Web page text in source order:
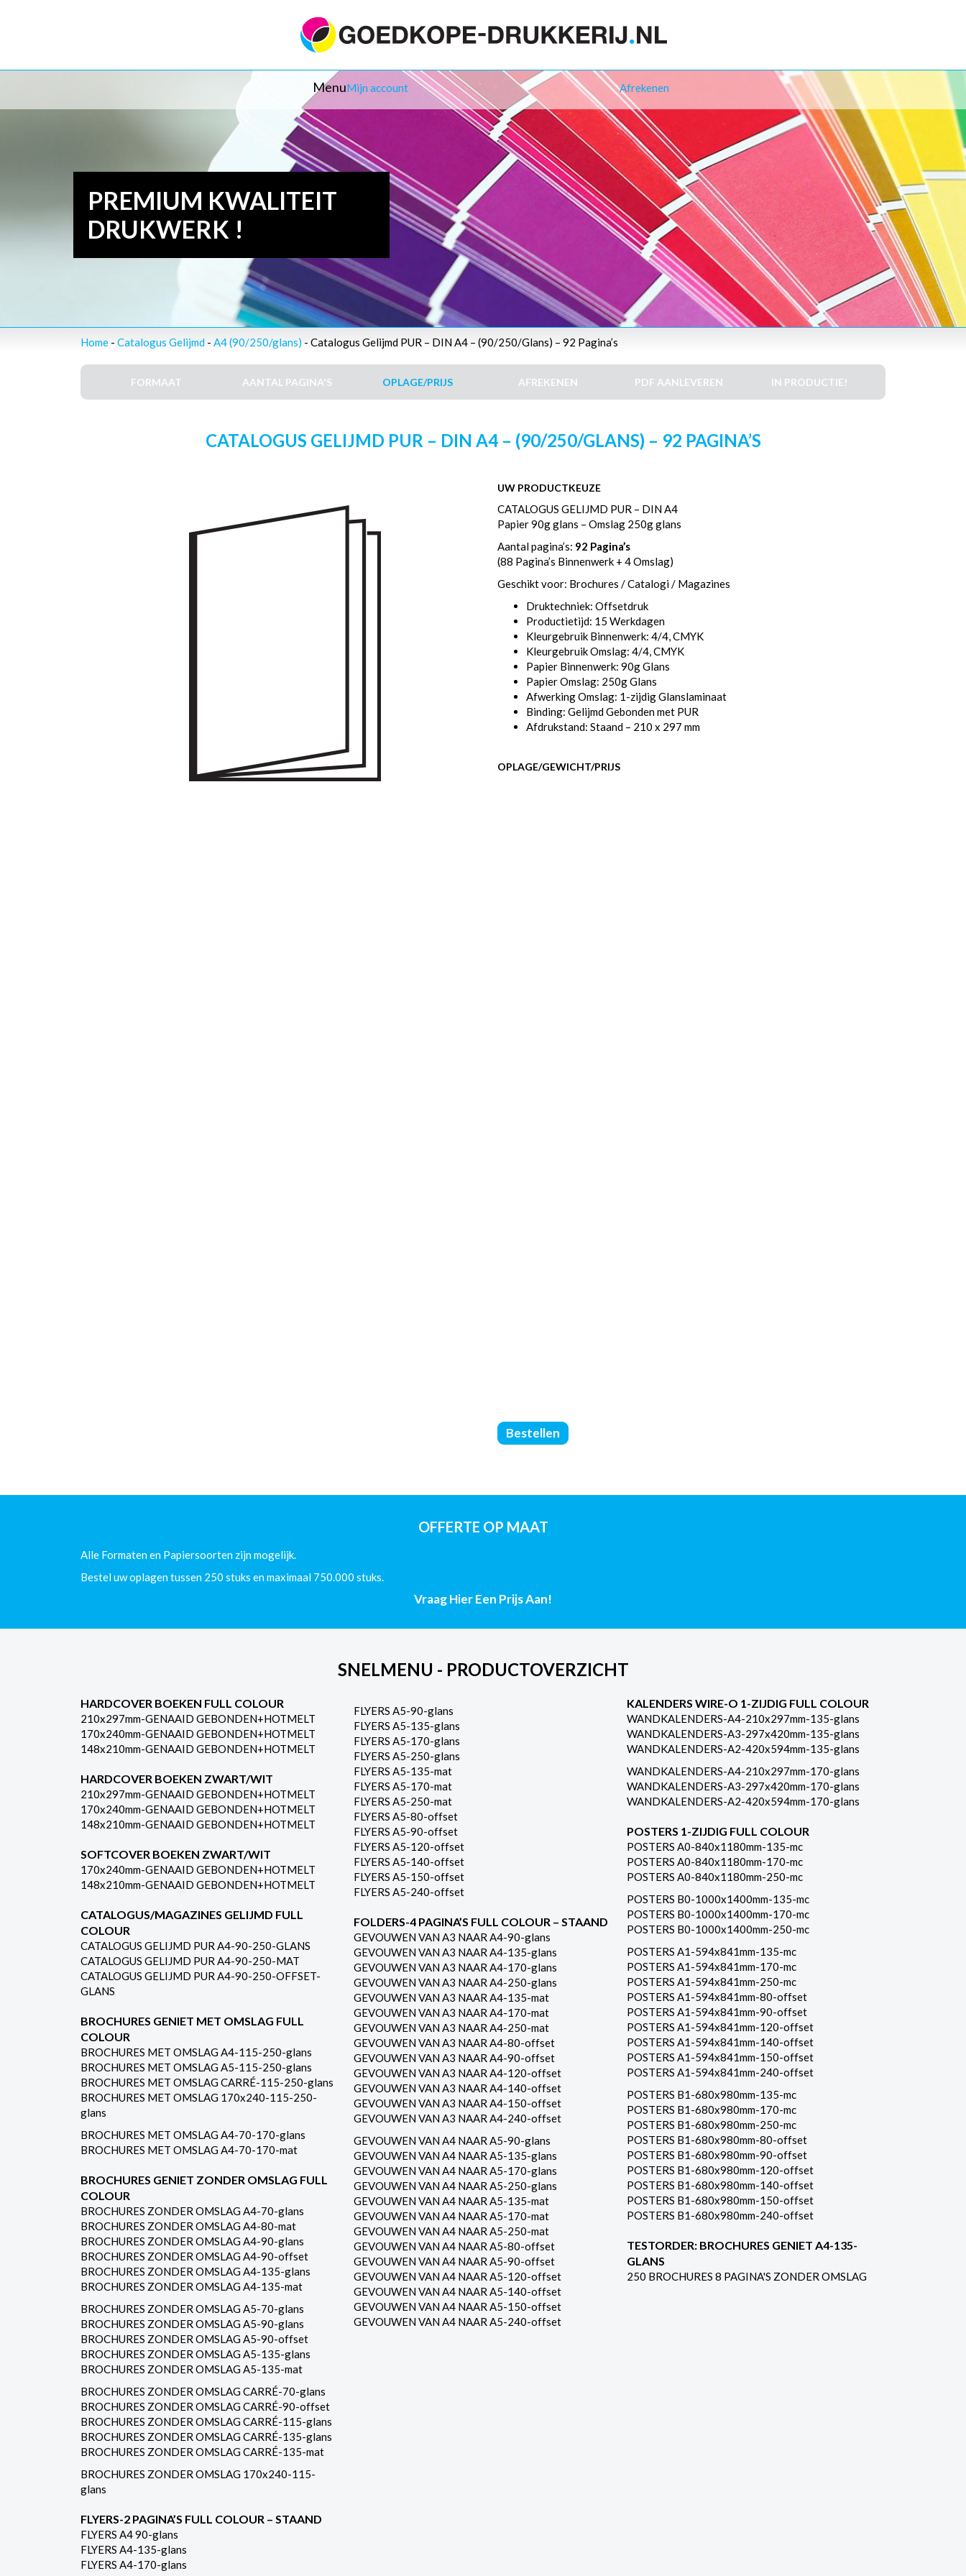
MenuMijn account Afrekenen
PREMIUM KWALITEIT
DRUKWERK !
Home - Catalogus Gelijmd - A4 (90/250/glans) - Catalogus Gelijmd PUR – DIN A4 – (90/250/Glans) – 92 Pagina’s
FORMAAT AANTAL PAGINA'S OPLAGE/PRIJS AFREKENEN PDF AANLEVEREN IN PRODUCTIE!
CATALOGUS GELIJMD PUR – DIN A4 – (90/250/GLANS) – 92 PAGINA’S
UW PRODUCTKEUZE
CATALOGUS GELIJMD PUR – DIN A4
Papier 90g glans – Omslag 250g glans
Aantal pagina’s: 92 Pagina’s
(88 Pagina’s Binnenwerk + 4 Omslag)
Geschikt voor: Brochures / Catalogi / Magazines
Druktechniek: Offsetdruk
Productietijd: 15 Werkdagen
Kleurgebruik Binnenwerk: 4/4, CMYK
Kleurgebruik Omslag: 4/4, CMYK
Papier Binnenwerk: 90g Glans
Papier Omslag: 250g Glans
Afwerking Omslag: 1-zijdig Glanslaminaat
Binding: Gelijmd Gebonden met PUR
Afdrukstand: Staand – 210 x 297 mm
OPLAGE/GEWICHT/PRIJS
Catalogus
Gelijmd
-
(90/250/Glans)
aantal
Bestellen
OFFERTE OP MAAT
Alle Formaten en Papiersoorten zijn mogelijk.
Bestel uw oplagen tussen 250 stuks en maximaal 750.000 stuks.
Vraag Hier Een Prijs Aan!
SNELMENU - PRODUCTOVERZICHT
HARDCOVER BOEKEN FULL COLOUR
210x297mm-GENAAID GEBONDEN+HOTMELT
170x240mm-GENAAID GEBONDEN+HOTMELT
148x210mm-GENAAID GEBONDEN+HOTMELT
HARDCOVER BOEKEN ZWART/WIT
210x297mm-GENAAID GEBONDEN+HOTMELT
170x240mm-GENAAID GEBONDEN+HOTMELT
148x210mm-GENAAID GEBONDEN+HOTMELT
SOFTCOVER BOEKEN ZWART/WIT
170x240mm-GENAAID GEBONDEN+HOTMELT
148x210mm-GENAAID GEBONDEN+HOTMELT
CATALOGUS/MAGAZINES GELIJMD FULL
COLOUR
CATALOGUS GELIJMD PUR A4-90-250-GLANS
CATALOGUS GELIJMD PUR A4-90-250-MAT
CATALOGUS GELIJMD PUR A4-90-250-OFFSET-
GLANS
BROCHURES GENIET MET OMSLAG FULL
COLOUR
BROCHURES MET OMSLAG A4-115-250-glans
BROCHURES MET OMSLAG A5-115-250-glans
BROCHURES MET OMSLAG CARRÉ-115-250-glans
BROCHURES MET OMSLAG 170x240-115-250-
glans
BROCHURES MET OMSLAG A4-70-170-glans
BROCHURES MET OMSLAG A4-70-170-mat
BROCHURES GENIET ZONDER OMSLAG FULL
COLOUR
BROCHURES ZONDER OMSLAG A4-70-glans
BROCHURES ZONDER OMSLAG A4-80-mat
BROCHURES ZONDER OMSLAG A4-90-glans
BROCHURES ZONDER OMSLAG A4-90-offset
BROCHURES ZONDER OMSLAG A4-135-glans
BROCHURES ZONDER OMSLAG A4-135-mat
BROCHURES ZONDER OMSLAG A5-70-glans
BROCHURES ZONDER OMSLAG A5-90-glans
BROCHURES ZONDER OMSLAG A5-90-offset
BROCHURES ZONDER OMSLAG A5-135-glans
BROCHURES ZONDER OMSLAG A5-135-mat
BROCHURES ZONDER OMSLAG CARRÉ-70-glans
BROCHURES ZONDER OMSLAG CARRÉ-90-offset
BROCHURES ZONDER OMSLAG CARRÉ-115-glans
BROCHURES ZONDER OMSLAG CARRÉ-135-glans
BROCHURES ZONDER OMSLAG CARRÉ-135-mat
BROCHURES ZONDER OMSLAG 170x240-115-
glans
FLYERS-2 PAGINA’S FULL COLOUR – STAAND
FLYERS A4 90-glans
FLYERS A4-135-glans
FLYERS A4-170-glans
FLYERS A5-90-glans
FLYERS A5-135-glans
FLYERS A5-170-glans
FLYERS A5-250-glans
FLYERS A5-135-mat
FLYERS A5-170-mat
FLYERS A5-250-mat
FLYERS A5-80-offset
FLYERS A5-90-offset
FLYERS A5-120-offset
FLYERS A5-140-offset
FLYERS A5-150-offset
FLYERS A5-240-offset
FOLDERS-4 PAGINA’S FULL COLOUR – STAAND
GEVOUWEN VAN A3 NAAR A4-90-glans
GEVOUWEN VAN A3 NAAR A4-135-glans
GEVOUWEN VAN A3 NAAR A4-170-glans
GEVOUWEN VAN A3 NAAR A4-250-glans
GEVOUWEN VAN A3 NAAR A4-135-mat
GEVOUWEN VAN A3 NAAR A4-170-mat
GEVOUWEN VAN A3 NAAR A4-250-mat
GEVOUWEN VAN A3 NAAR A4-80-offset
GEVOUWEN VAN A3 NAAR A4-90-offset
GEVOUWEN VAN A3 NAAR A4-120-offset
GEVOUWEN VAN A3 NAAR A4-140-offset
GEVOUWEN VAN A3 NAAR A4-150-offset
GEVOUWEN VAN A3 NAAR A4-240-offset
GEVOUWEN VAN A4 NAAR A5-90-glans
GEVOUWEN VAN A4 NAAR A5-135-glans
GEVOUWEN VAN A4 NAAR A5-170-glans
GEVOUWEN VAN A4 NAAR A5-250-glans
GEVOUWEN VAN A4 NAAR A5-135-mat
GEVOUWEN VAN A4 NAAR A5-170-mat
GEVOUWEN VAN A4 NAAR A5-250-mat
GEVOUWEN VAN A4 NAAR A5-80-offset
GEVOUWEN VAN A4 NAAR A5-90-offset
GEVOUWEN VAN A4 NAAR A5-120-offset
GEVOUWEN VAN A4 NAAR A5-140-offset
GEVOUWEN VAN A4 NAAR A5-150-offset
GEVOUWEN VAN A4 NAAR A5-240-offset
KALENDERS WIRE-O 1-ZIJDIG FULL COLOUR
WANDKALENDERS-A4-210x297mm-135-glans
WANDKALENDERS-A3-297x420mm-135-glans
WANDKALENDERS-A2-420x594mm-135-glans
WANDKALENDERS-A4-210x297mm-170-glans
WANDKALENDERS-A3-297x420mm-170-glans
WANDKALENDERS-A2-420x594mm-170-glans
POSTERS 1-ZIJDIG FULL COLOUR
POSTERS A0-840x1180mm-135-mc
POSTERS A0-840x1180mm-170-mc
POSTERS A0-840x1180mm-250-mc
POSTERS B0-1000x1400mm-135-mc
POSTERS B0-1000x1400mm-170-mc
POSTERS B0-1000x1400mm-250-mc
POSTERS A1-594x841mm-135-mc
POSTERS A1-594x841mm-170-mc
POSTERS A1-594x841mm-250-mc
POSTERS A1-594x841mm-80-offset
POSTERS A1-594x841mm-90-offset
POSTERS A1-594x841mm-120-offset
POSTERS A1-594x841mm-140-offset
POSTERS A1-594x841mm-150-offset
POSTERS A1-594x841mm-240-offset
POSTERS B1-680x980mm-135-mc
POSTERS B1-680x980mm-170-mc
POSTERS B1-680x980mm-250-mc
POSTERS B1-680x980mm-80-offset
POSTERS B1-680x980mm-90-offset
POSTERS B1-680x980mm-120-offset
POSTERS B1-680x980mm-140-offset
POSTERS B1-680x980mm-150-offset
POSTERS B1-680x980mm-240-offset
TESTORDER: BROCHURES GENIET A4-135-
GLANS
250 BROCHURES 8 PAGINA'S ZONDER OMSLAG